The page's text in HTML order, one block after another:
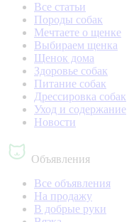
Все статьи
Породы собак
Мечтаете о щенке
Выбираем щенка
Щенок дома
Здоровье собак
Питание собак
Дрессировка собак
Уход и содержание
Новости
Объявления
Все объявления
На продажу
В добрые руки